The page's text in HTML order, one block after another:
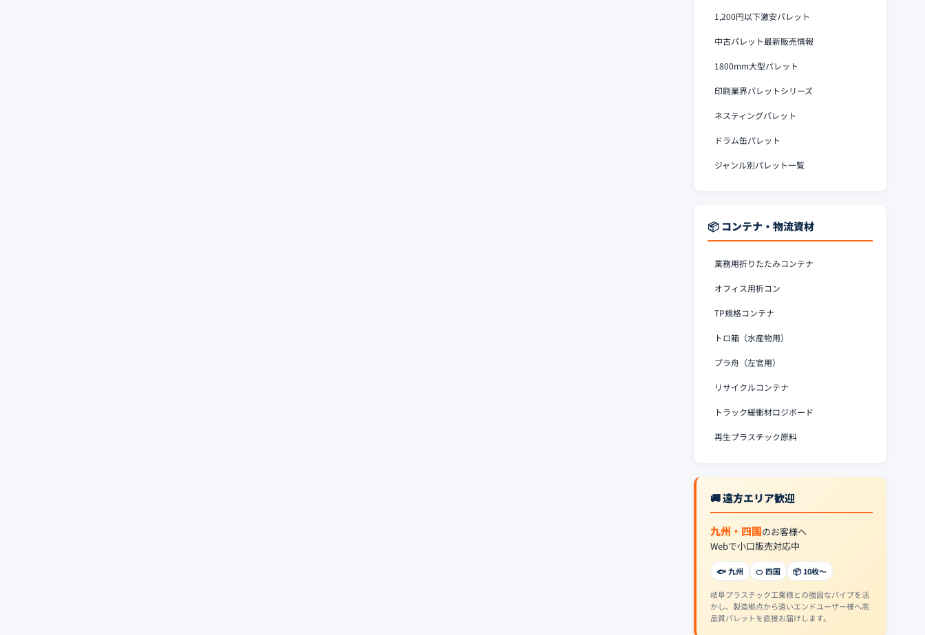
1,200円以下激安パレット
中古パレット最新販売情報
1800mm大型パレット
印刷業界パレットシリーズ
ネスティングパレット
ドラム缶パレット
ジャンル別パレット一覧
📦 コンテナ・物流資材
業務用折りたたみコンテナ
オフィス用折コン
TP規格コンテナ
トロ箱（水産物用）
プラ舟（左官用）
リサイクルコンテナ
トラック緩衝材ロジボード
再生プラスチック原料
🚚 遠方エリア歓迎
九州・四国のお客様へ
Webで小口販売対応中
🐟 九州 🍊 四国 📦 10枚〜
岐阜プラスチック工業様との強固なパイプを活
かし、製造拠点から遠いエンドユーザー様へ高
品質パレットを直接お届けします。